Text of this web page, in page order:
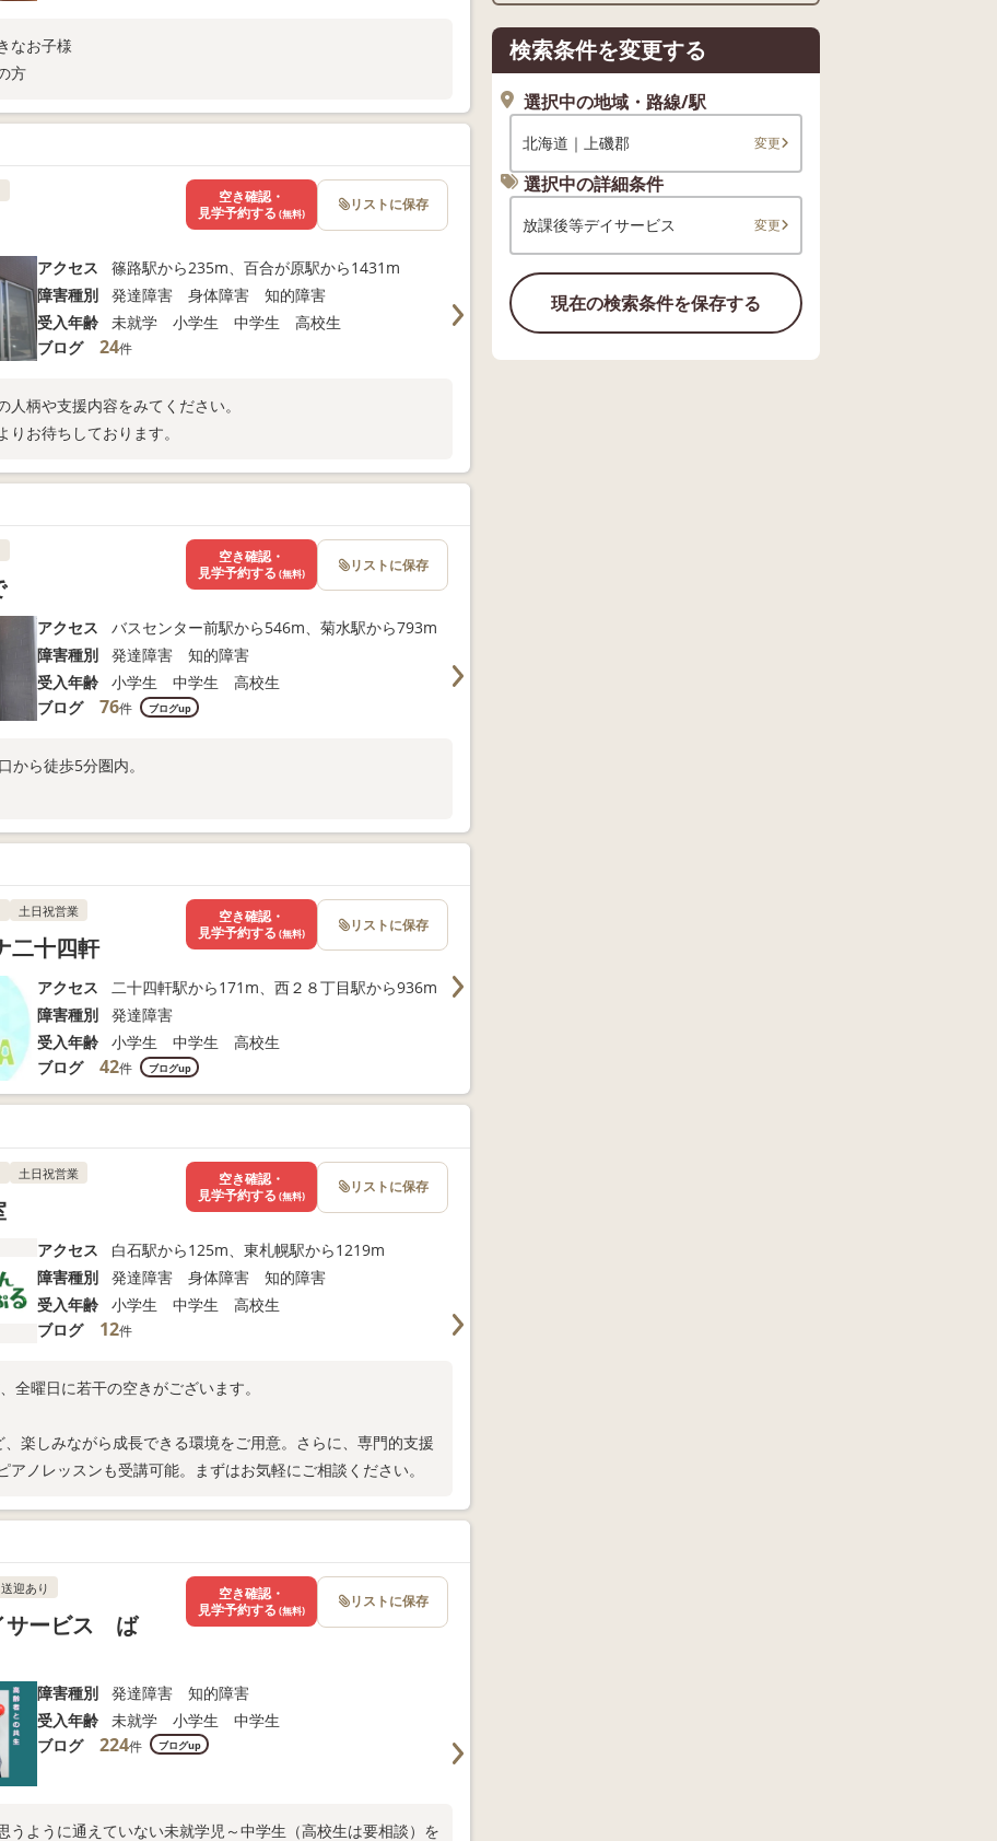
なお子様
方
アクセス
篠路駅から235m、百合が原駅から1431m
障害種別
発達障害 身体障害 知的障害
受入年齢
未就学 小学生 中学生 高校生
ブログ
24件
柄や支援内容をみてください。
お待ちしております。
空き確認・
見学予約する (無料) リストに保存
アクセス
バスセンター前駅から546m、菊水駅から793m
障害種別
発達障害 知的障害
受入年齢
小学生 中学生 高校生
ブログ
76件 ブログup
から徒歩5分圏内。
空き確認・
見学予約する (無料) リストに保存
土日祝営業
二十四軒
アクセス
二十四軒駅から171m、西２８丁目駅から936m
障害種別
発達障害
受入年齢
小学生 中学生 高校生
ブログ
42件 ブログup
空き確認・
見学予約する (無料) リストに保存
土日祝営業
アクセス
白石駅から125m、東札幌駅から1219m
障害種別
発達障害 身体障害 知的障害
受入年齢
小学生 中学生 高校生
ブログ
12件
全曜日に若干の空きがございます。
楽しみながら成長できる環境をご用意。さらに、専門的支援
ノレッスンも受講可能。まずはお気軽にご相談ください。
空き確認・
見学予約する (無料) リストに保存
送迎あり
サービス ば
障害種別
発達障害 知的障害
受入年齢
未就学 小学生 中学生
ブログ
224件 ブログup
うように通えていない未就学児～中学生（高校生は要相談）を
空き確認・
見学予約する (無料) リストに保存
検索条件を変更する
選択中の地域・路線/駅
北海道｜上磯郡 変更
選択中の詳細条件
放課後等デイサービス 変更
現在の検索条件を保存する